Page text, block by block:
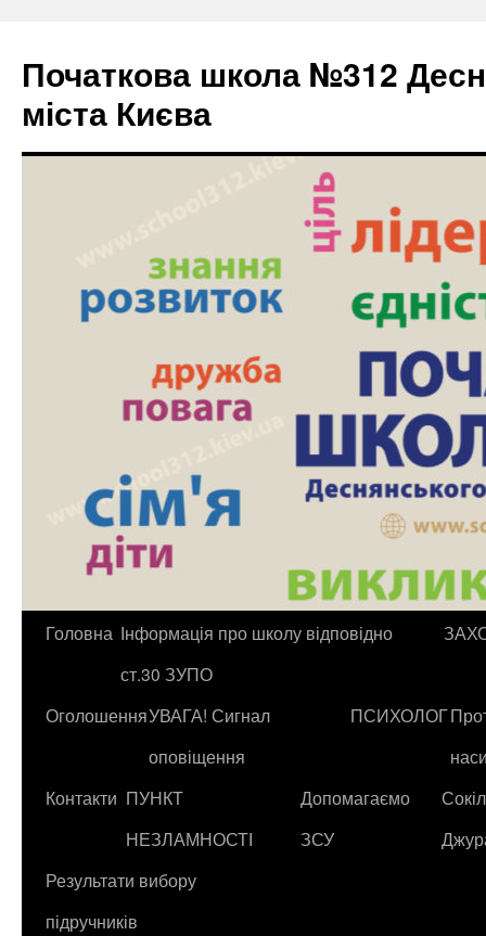
Початкова школа №312
міста Києва
Головна Інформація про школу відповідно
ст.30 ЗУПО
ОголошенняУВАГА! Сигнал
оповіщення
ПСИХОЛОГ
Контакти ПУНКТ
НЕЗЛАМНОСТІ
Допомагаємо
ЗСУ
Сокіл
Результати вибору
підручників